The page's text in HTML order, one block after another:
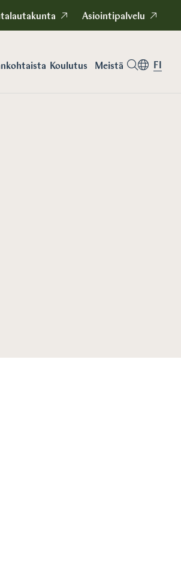
Asiointipalvelu
Koulutus Meistä FI